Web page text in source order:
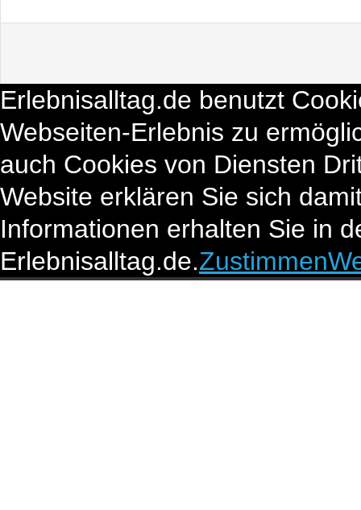
Erlebnisalltag.de benutzt
Webseiten-Erlebnis zu
auch Cookies von Diensten
Website erklären Sie sich
Informationen erhalten Sie in
Erlebnisalltag.de.Zustimmen